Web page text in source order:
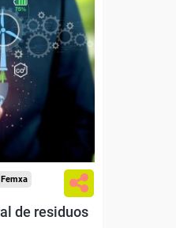
100%
Sector
de residuos